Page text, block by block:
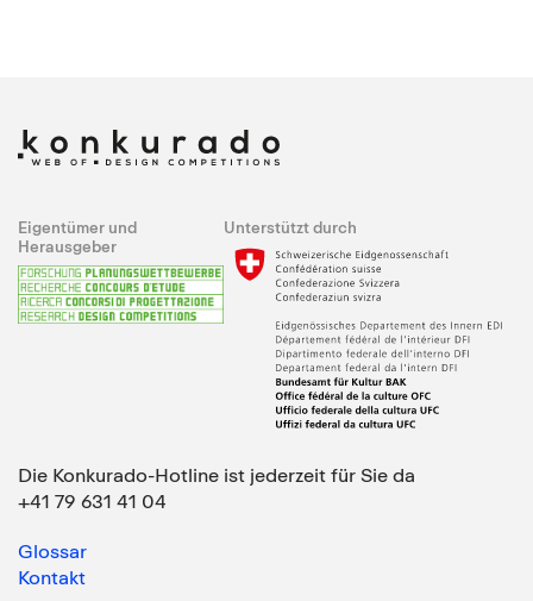
Eigentümer und
Herausgeber
Unterstützt durch
Die Konkurado-Hotline ist jederzeit für Sie da
+41 79 631 41 04
Glossar
Kontakt